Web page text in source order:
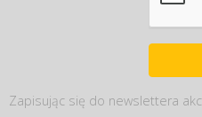
Zapisując się do newslettera